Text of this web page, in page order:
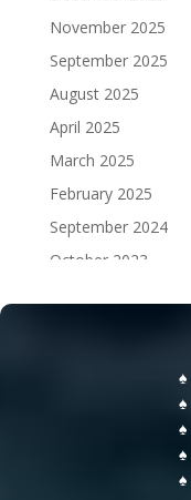
November 2025
September 2025
August 2025
April 2025
March 2025
February 2025
September 2024
October 2023
♠
♠
♠
♠
♠